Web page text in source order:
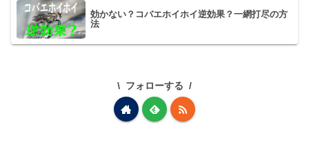
効かない？コバエホイホイ逆効果？一網打尽の方
法
フォローする